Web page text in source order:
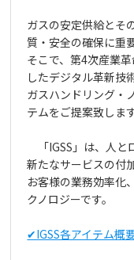
ガスの安定供給とそ
質・安全の確保に重
そこで、第4次産業
したデジタル革新技
ガスハンドリング・
テムをご提案致します
「IGSS」は、人と
新たなサービスの付
お客様の業務効率化
クノロジーです。
✔IGSS各アイテム概